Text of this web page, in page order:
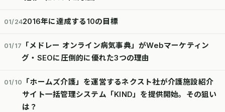
01/242016年に達成する10の目標
01/17
「メドレー オンライン病気事典」がWebマーケティン
グ・SEOに圧倒的に優れた3つの理由
01/10
「ホームズ介護」を運営するネクスト社が介護施設紹介
サイト一括管理システム「KIND」を提供開始。その狙い
は？